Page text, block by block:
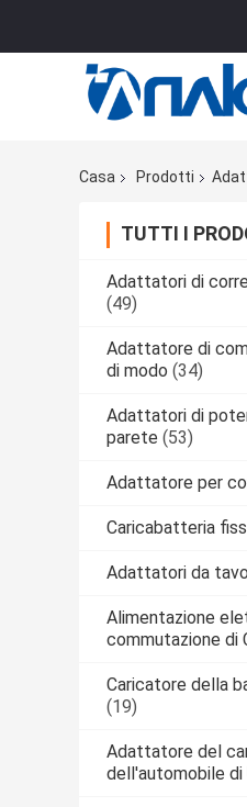
Casa
Prodotti
TUTTI I
Adattatori di
(49)
Adattatore di
di modo (34)
Adattatori di
parete (53)
Adattatore per
Caricabatteria
Adattatori da
Alimentazione
commutazione di
Caricatore della
(19)
Adattatore del
dell'automobile di